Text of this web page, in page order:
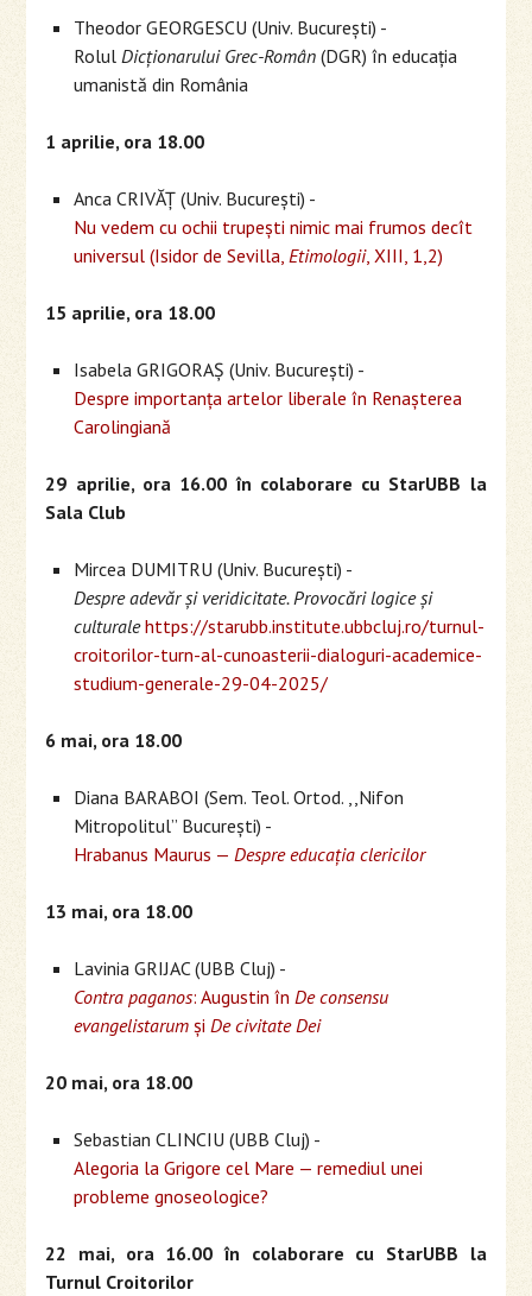
Theodor GEORGESCU (Univ. București) -
RolulDicționarului Grec-Român (DGR) în educația
umanistă din România
1 aprilie, ora 18.00
Anca CRIVĂȚ (Univ. București) -
Nu vedem cu ochii trupești nimic mai frumos decît
universul (Isidor de Sevilla,Etimologii, XIII, 1,2)
15 aprilie, ora 18.00
Isabela GRIGORAȘ (Univ. București) -
Despre importanța artelor liberale în Renașterea
Carolingiană
29 aprilie, ora 16.00 în colaborare cu StarUBB la
Sala Club
Mircea DUMITRU (Univ. București) -
Despre adevăr și veridicitate. Provocări logice și
culturale https://starubb.institute.ubbcluj.ro/turnul-
croitorilor-turn-al-cunoasterii-dialoguri-academice-
studium-generale-29-04-2025/
6 mai, ora 18.00
Diana BARABOI (Sem. Teol. Ortod. ,,Nifon
Mitropolitul’’ București) -
Hrabanus Maurus —Despre educația clericilor
13 mai, ora 18.00
Lavinia GRIJAC (UBB Cluj) -
Contra paganos: Augustin înDe consensu
evangelistarum șiDe civitate Dei
20 mai, ora 18.00
Sebastian CLINCIU (UBB Cluj) -
Alegoria la Grigore cel Mare — remediul unei
probleme gnoseologice?
22 mai, ora 16.00 în colaborare cu StarUBB la
Turnul Croitorilor